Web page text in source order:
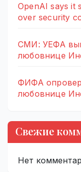
OpenAI says it
over security
СМИ: УЕФА
любовнице
ФИФА
любовнице
Свежие
Нет